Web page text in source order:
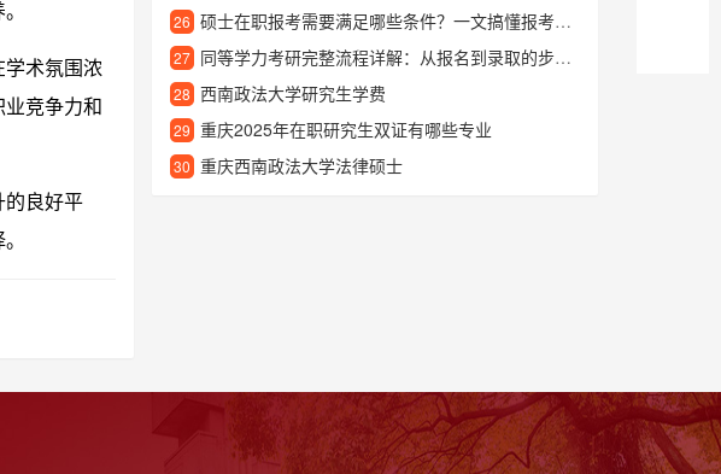
术氛围浓
竞争力和
的良好平
26 硕士在职报考需要满足哪些条件？一文搞懂报考要求
27 同等学力考研完整流程详解：从报名到录取的步骤指南
28 西南政法大学研究生学费
29 重庆2025年在职研究生双证有哪些专业
30 重庆西南政法大学法律硕士